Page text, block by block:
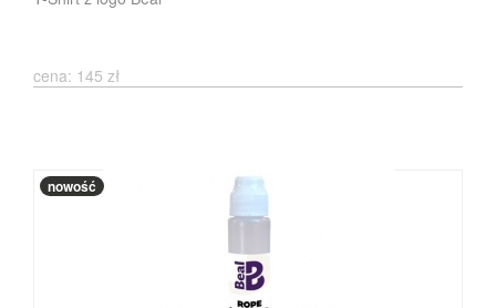
cena: 145 zł
nowość